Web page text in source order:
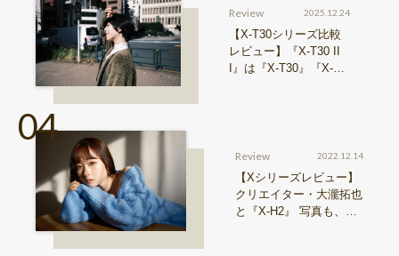
Review 2025.12.24
【X-T30シリーズ比較
レビュー】『X-T30 II
I』は『X-T30』『X-T3
Review 2022.12.14
【Xシリーズレビュー】
クリエイター・大瀧拓也
と『X-H2』 写真も、動